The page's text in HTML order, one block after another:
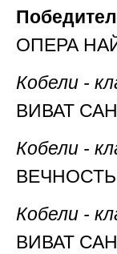
ОПЕРА
Кобели -
ВИВАТ
Кобели -
Кобели -
ВИВАТ